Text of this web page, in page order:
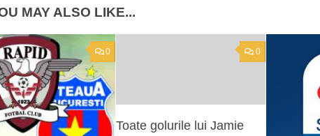
MAY ALSO LIKE...
0 0
Toate golurile lui Jamie